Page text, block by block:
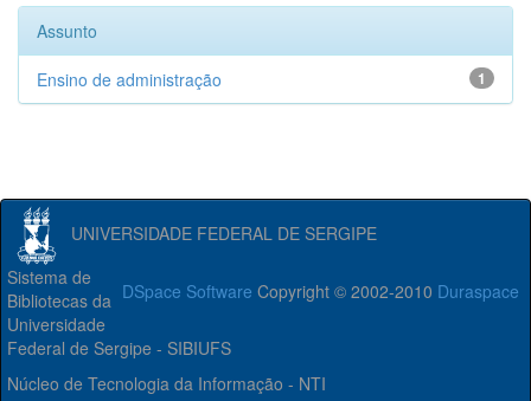
Assunto
1
Ensino de administração
UNIVERSIDADE FEDERAL DE SERGIPE
DSpace Software Copyright © 2002-2010 Duraspace
Sistema de
Bibliotecas da
Universidade
Federal de Sergipe - SIBIUFS
Núcleo de Tecnologia da Informação - NTI